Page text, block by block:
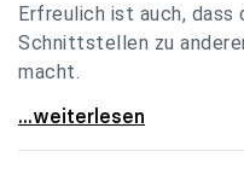
Erfreulich ist auch, dass
Schnittstellen zu
macht.
uniko zu FORWIT-
...weiterlesen